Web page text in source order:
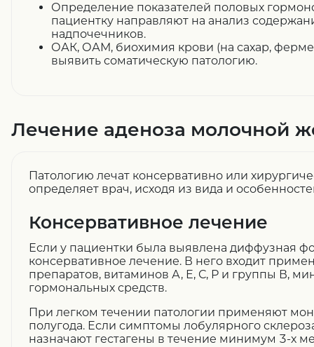
Определение показателей половых
пациентку направляют на анализ
надпочечников.
ОАК, ОАМ, биохимия крови (на сахар,
выявить соматическую патологию.
Лечение аденоза молочной
Патологию лечат консервативно или
определяет врач, исходя из вида и
Консервативное лечение
Если у пациентки была выявлена диффузная
консервативное лечение. В него входит
препаратов, витаминов А, Е, С, Р и группы В,
гормональных средств.
При легком течении патологии применяют
полугода. Если симптомы лобулярного
назначают гестагены в течение минимум 3-х